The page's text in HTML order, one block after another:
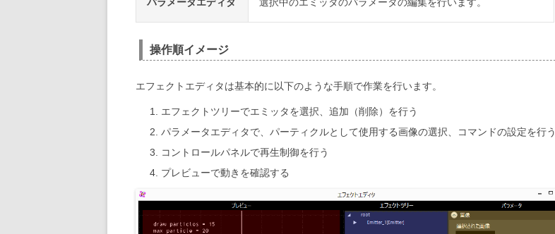
操作順イメージ
エフェクトエディタは基本的に以下のような手順で作業を行います。
エフェクトツリーでエミッタを選択、追加（削除）を行う
パラメータエディタで、パーティクルとして使用する画像の選択、コマンドの設定を行う
コントロールパネルで再生制御を行う
プレビューで動きを確認する